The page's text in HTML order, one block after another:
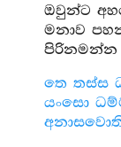
ඔවුන්ට
මනාව
පිරිනමන්න
තෙ තස්ස
යංසො